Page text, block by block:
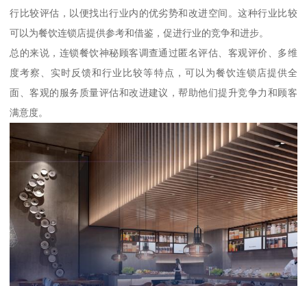
行比较评估，以便找出行业内的优劣势和改进空间。这种行业比较
可以为餐饮连锁店提供参考和借鉴，促进行业的竞争和进步。
总的来说，连锁餐饮神秘顾客调查通过匿名评估、客观评价、多维
度考察、实时反馈和行业比较等特点，可以为餐饮连锁店提供全
面、客观的服务质量评估和改进建议，帮助他们提升竞争力和顾客
满意度。